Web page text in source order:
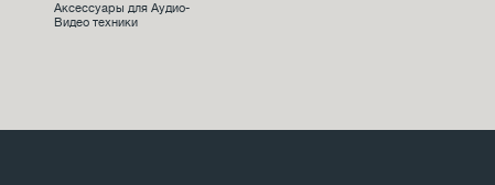
Аксессуары для Аудио-
Видео техники